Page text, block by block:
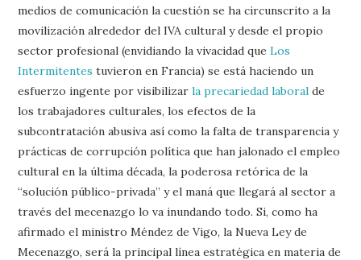
medios de comunicación la cuestión se ha circunscrito a la
movilización alrededor del IVA cultural y desde el propio
sector profesional (envidiando la vivacidad queLos
Intermitentes tuvieron en Francia) se está haciendo un
esfuerzo ingente por visibilizarla precariedad laboral de
los trabajadores culturales, los efectos de la
subcontratación abusiva así como la falta de transparencia y
prácticas de corrupción política que han jalonado el empleo
cultural en la última década, la poderosa retórica de la
“solución público-privada” y el maná que llegará al sector a
través del mecenazgo lo va inundando todo. Si, como ha
afirmado el ministro Méndez de Vigo, la Nueva Ley de
Mecenazgo, será la principal línea estratégica en materia de